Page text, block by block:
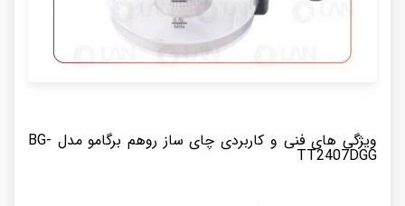
ویژگی های فنی و کاربردی چای ساز روهم برگامو مدل BG-
TT2407DGG